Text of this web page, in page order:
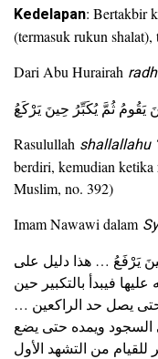
Kedelapan: Bertakbir
(termasuk rukun shalat),
Dari Abu Hurairah
يَقُومُ ثُمَّ يُكَبِّرُ حِينَ يَرْكَعُ
Rasulullah shallallahu
berdiri, kemudian
Muslim, no. 392)
Imam Nawawi dalam
فيبدأ بالتكبير حين
حتى يصل حد الراكعين …
السجود ويمده حتى يضع
من التشهد الأول